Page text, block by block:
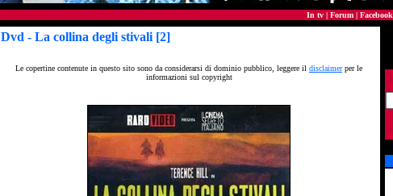
In tv | Forum | Facebook
Dvd - La collina degli stivali [2]
Le copertine contenute in questo sito sono da considerarsi di dominio pubblico, leggere il disclaimerper le
informazioni sul copyright